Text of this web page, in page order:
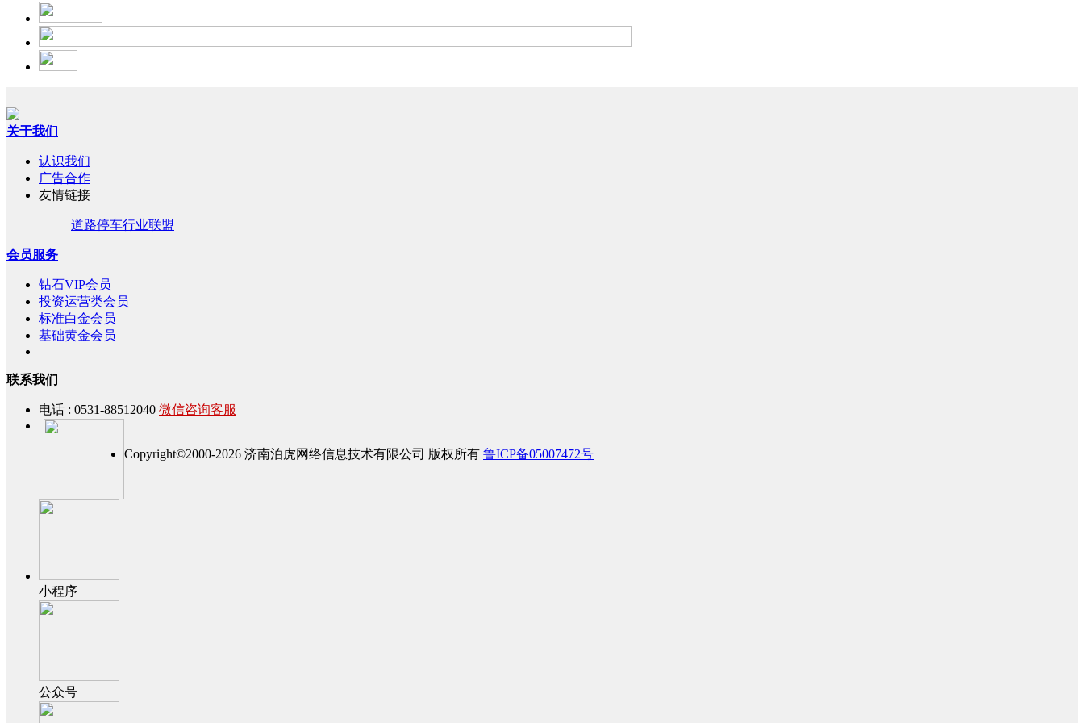
关于我们
认识我们
广告合作
友情链接
道路停车行业联盟
会员服务
钻石VIP会员
投资运营类会员
标准白金会员
基础黄金会员
联系我们
电话 : 0531-88512040 微信咨询客服
Copyright©2000-2026 济南泊虎网络信息技术有限公司 版权所有 鲁ICP备05007472号
小程序
公众号